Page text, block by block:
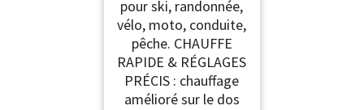
pour ski, randonnée,
vélo, moto, conduite,
pêche. CHAUFFE
RAPIDE & RÉGLAGES
PRÉCIS : chauffage
amélioré sur le dos